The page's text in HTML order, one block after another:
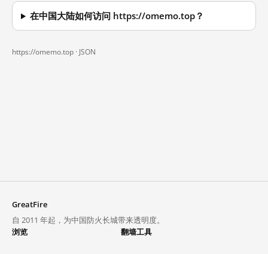
在中国大陆如何访问 https://omemo.top？
https://omemo.top · JSON
GreatFire
自 2011 年起，为中国防火长城带来透明度。
浏览
翻墙工具